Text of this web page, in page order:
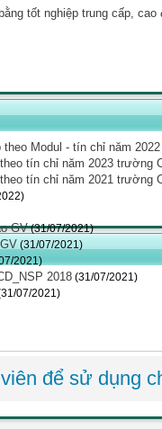
tốt nghiệp trung cấp,
theo Modul - tín chỉ năm
tín chỉ năm 2023 trường
tín chỉ năm 2021 trường
GV (31/07/2021)
(31/07/2021)
2021)
2018 (31/07/2021)
07/2021)
để sử dụng